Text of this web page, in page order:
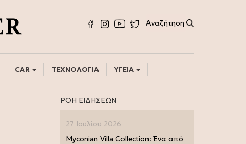
CAR ΤΕΧΝΟΛΟΓΙΑ ΥΓΕΙΑ
ΡΟΗ ΕΙΔΗΣΕΩΝ
27 Ιουλίου 2026
Myconian Villa Collection: Ένα από